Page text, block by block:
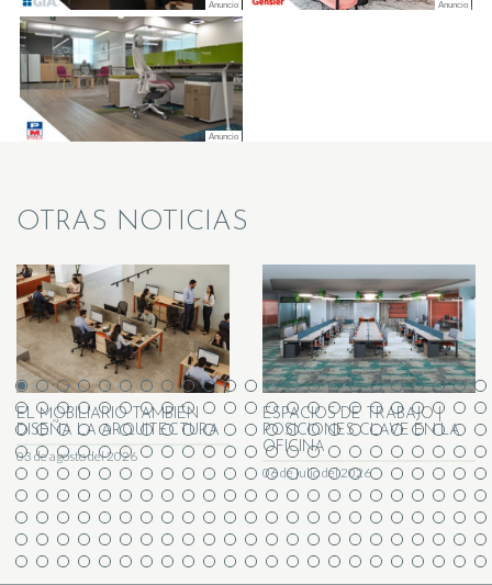
OTRAS NOTICIAS
EL MOBILIARIO TAMBIÉN
DISEÑA LA ARQUITECTURA
03 de agosto del 2026
ESPACIOS DE TRABAJO |
POSICIONES CLAVE EN LA
OFICINA
06 de julio del 2026